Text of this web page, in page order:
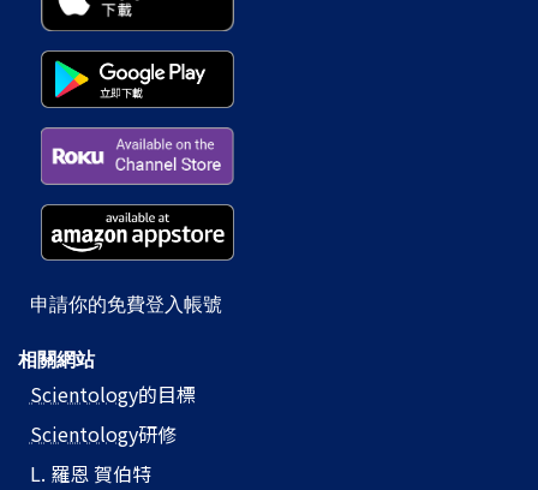
申請你的免費登入帳號
相關網站
Scientology的目標
Scientology研修
L. 羅恩 賀伯特